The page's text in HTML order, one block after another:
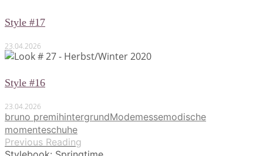
Style #17
23.04.2026
Style #16
23.04.2026
bruno premihintergrundModemessemodische
momenteschuhe
Previous Reading